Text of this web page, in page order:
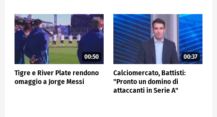
00:50
Tigre e River Plate rendono
omaggio a Jorge Messi
00:37
Calciomercato, Battisti:
"Pronto un domino di
attaccanti in Serie A"